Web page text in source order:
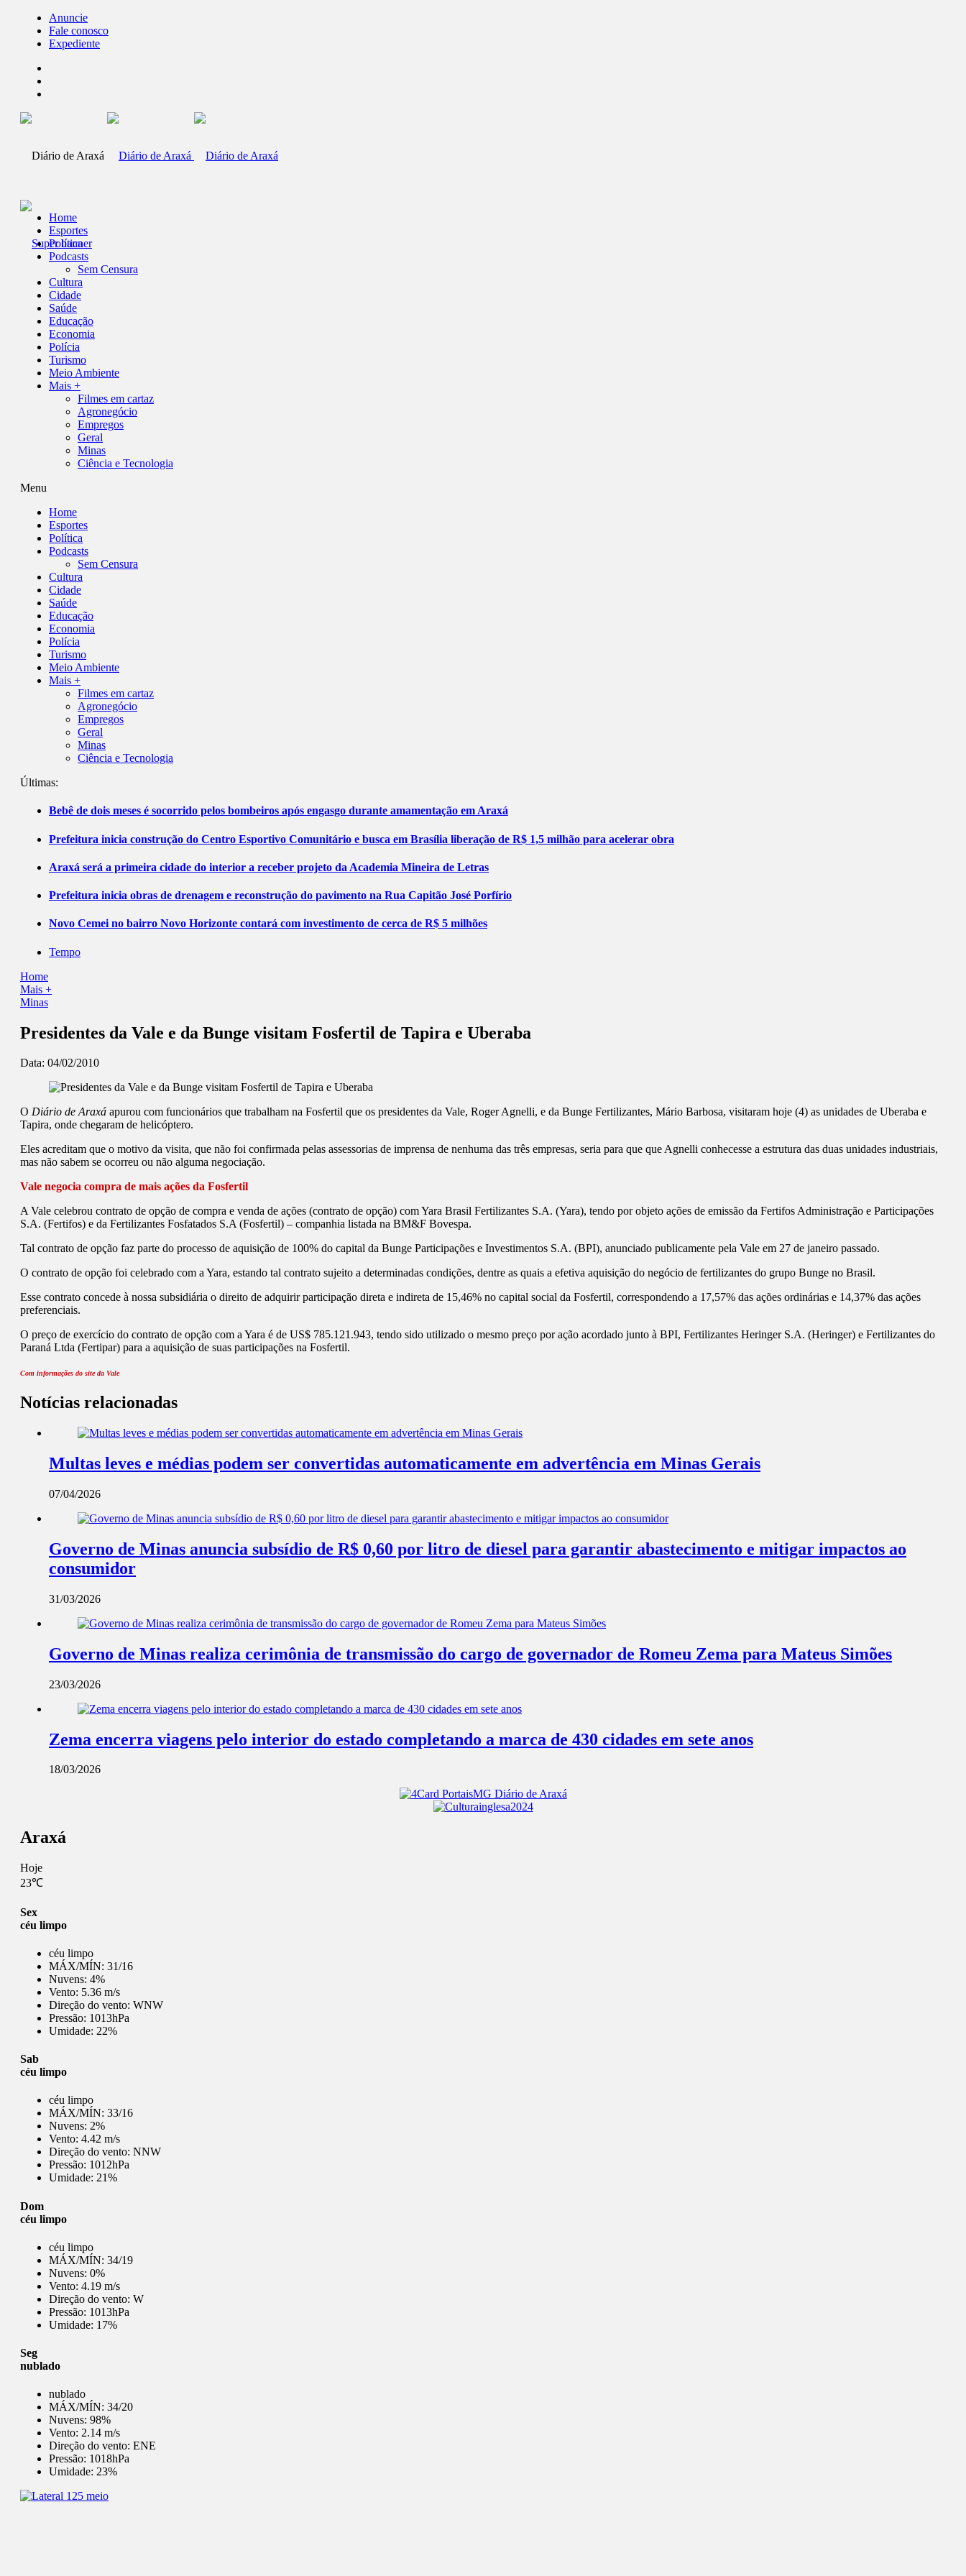
Anuncie
Fale conosco
Expediente
Home
Esportes
Política
Podcasts
Sem Censura
Cultura
Cidade
Saúde
Educação
Economia
Polícia
Turismo
Meio Ambiente
Mais +
Filmes em cartaz
Agronegócio
Empregos
Geral
Minas
Ciência e Tecnologia
Menu
Home
Esportes
Política
Podcasts
Sem Censura
Cultura
Cidade
Saúde
Educação
Economia
Polícia
Turismo
Meio Ambiente
Mais +
Filmes em cartaz
Agronegócio
Empregos
Geral
Minas
Ciência e Tecnologia
Últimas:
Bebê de dois meses é socorrido pelos bombeiros após engasgo durante amamentação em Araxá
Prefeitura inicia construção do Centro Esportivo Comunitário e busca em Brasília liberação de R$ 1,5 milhão para acelerar obra
Araxá será a primeira cidade do interior a receber projeto da Academia Mineira de Letras
Prefeitura inicia obras de drenagem e reconstrução do pavimento na Rua Capitão José Porfírio
Novo Cemei no bairro Novo Horizonte contará com investimento de cerca de R$ 5 milhões
Tempo
Home
Mais +
Minas
Presidentes da Vale e da Bunge visitam Fosfertil de Tapira e Uberaba
Data: 04/02/2010
O Diário de Araxá apurou com funcionários que trabalham na Fosfertil que os presidentes da Vale, Roger Agnelli, e da Bunge Fertilizantes, Mário Barbosa, visitaram hoje (4) as unidades de Uberaba e
Tapira, onde chegaram de helicóptero.
Eles acreditam que o motivo da visita, que não foi confirmada pelas assessorias de imprensa de nenhuma das três empresas, seria para que que Agnelli conhecesse a estrutura das duas unidades industriais,
mas não sabem se ocorreu ou não alguma negociação.
Vale negocia compra de mais ações da Fosfertil
A Vale celebrou contrato de opção de compra e venda de ações (contrato de opção) com Yara Brasil Fertilizantes S.A. (Yara), tendo por objeto ações de emissão da Fertifos Administração e Participações
S.A. (Fertifos) e da Fertilizantes Fosfatados S.A (Fosfertil) – companhia listada na BM&F Bovespa.
Tal contrato de opção faz parte do processo de aquisição de 100% do capital da Bunge Participações e Investimentos S.A. (BPI), anunciado publicamente pela Vale em 27 de janeiro passado.
O contrato de opção foi celebrado com a Yara, estando tal contrato sujeito a determinadas condições, dentre as quais a efetiva aquisição do negócio de fertilizantes do grupo Bunge no Brasil.
Esse contrato concede à nossa subsidiária o direito de adquirir participação direta e indireta de 15,46% no capital social da Fosfertil, correspondendo a 17,57% das ações ordinárias e 14,37% das ações
preferenciais.
O preço de exercício do contrato de opção com a Yara é de US$ 785.121.943, tendo sido utilizado o mesmo preço por ação acordado junto à BPI, Fertilizantes Heringer S.A. (Heringer) e Fertilizantes do
Paraná Ltda (Fertipar) para a aquisição de suas participações na Fosfertil.
Com informações do site da Vale
Notícias relacionadas
Multas leves e médias podem ser convertidas automaticamente em advertência em Minas Gerais
07/04/2026
Governo de Minas anuncia subsídio de R$ 0,60 por litro de diesel para garantir abastecimento e mitigar impactos ao
consumidor
31/03/2026
Governo de Minas realiza cerimônia de transmissão do cargo de governador de Romeu Zema para Mateus Simões
23/03/2026
Zema encerra viagens pelo interior do estado completando a marca de 430 cidades em sete anos
18/03/2026
Araxá
Hoje
23℃
Sex
céu limpo
céu limpo
MÁX/MÍN: 31/16
Nuvens: 4%
Vento: 5.36 m/s
Direção do vento: WNW
Pressão: 1013hPa
Umidade: 22%
Sab
céu limpo
céu limpo
MÁX/MÍN: 33/16
Nuvens: 2%
Vento: 4.42 m/s
Direção do vento: NNW
Pressão: 1012hPa
Umidade: 21%
Dom
céu limpo
céu limpo
MÁX/MÍN: 34/19
Nuvens: 0%
Vento: 4.19 m/s
Direção do vento: W
Pressão: 1013hPa
Umidade: 17%
Seg
nublado
nublado
MÁX/MÍN: 34/20
Nuvens: 98%
Vento: 2.14 m/s
Direção do vento: ENE
Pressão: 1018hPa
Umidade: 23%